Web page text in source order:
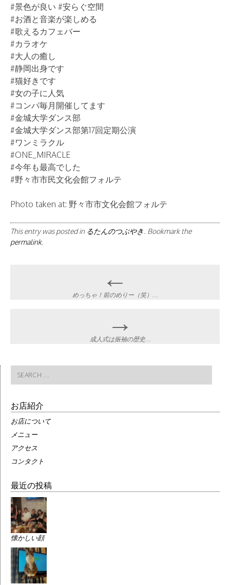
#景色が良い #安らぐ空間
#お酒と音楽が楽しめる
#歌えるカフェバー
#カラオケ
#大人の癒し
#静岡出身です
#猫好きです
#女の子に人気
#コンパ毎月開催してます
#金城大学ダンス部
#金城大学ダンス部第17回定期公演
#ワンミラクル
#ONE_MIRACLE
#今年も最高でした
#野々市市民文化会館フォルテ
Photo taken at: 野々市市文化会館フォルテ
This entry was posted in るたんのつぶやき. Bookmark the
permalink.
navigation
←
めっちゃ！前のめりー（笑）…
→
成人式は振袖の歴史…
Search
for:
お店紹介
お店について
メニュー
アクセス
コンタクト
最近の投稿
懐かしい顔